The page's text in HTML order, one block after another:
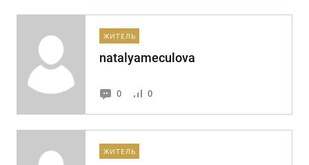
ЖИТЕЛЬ
natalyameculova
0 0
ЖИТЕЛЬ